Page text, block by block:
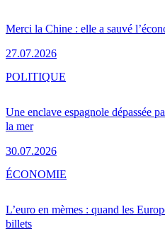
Merci la Chine : elle a sauvé
27.07.2026
Une enclave espagnole dépassée
la mer
30.07.2026
POLITIQUE
L’euro en mèmes : quand les
billets
ÉCONOMIE